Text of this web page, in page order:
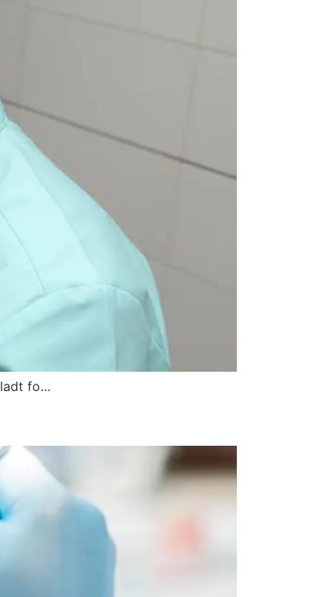
fo…